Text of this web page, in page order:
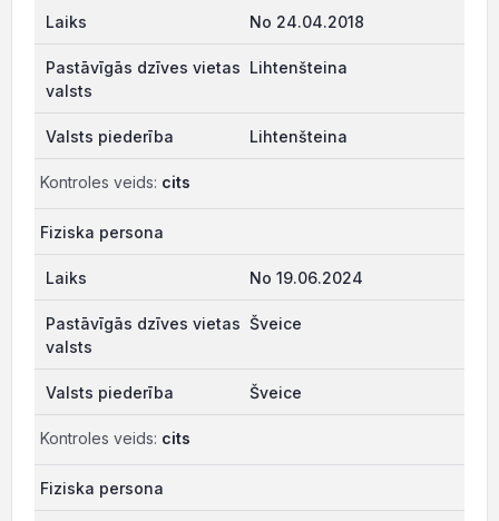
No 24.04.2018
Lihtenšteina
Lihtenšteina
Kontroles veids: cits
Fiziska persona
No 19.06.2024
Šveice
Šveice
Kontroles veids: cits
Fiziska persona